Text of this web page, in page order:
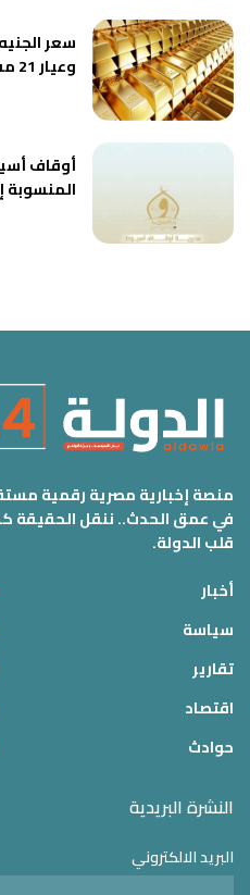
سعر
وعيار 21 مفاجأة
أوقاف
المنسوبة
منصة إخبارية مصرية رقمية
في عمق الحدث.. ننقل الحقيقة
قلب الدولة.
أخبار
سياسة
تقارير
اقتصاد
حوادث
النشرة البريدية
البريد الالكتروني